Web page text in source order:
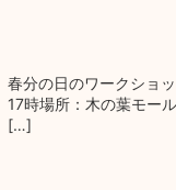
春分の日のワークショ
17時場所：木の葉モー
[…]